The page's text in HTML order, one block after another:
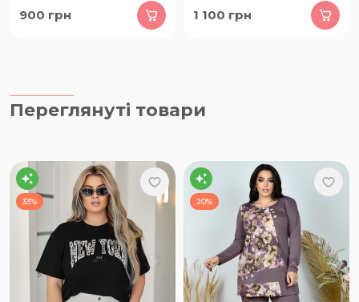
900 грн 1 100 грн
Переглянуті товари
33% 20%